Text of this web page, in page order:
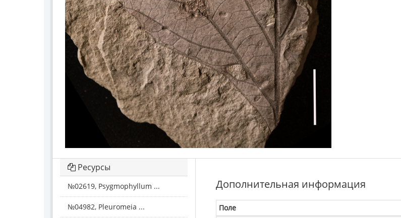
Дополнительная информация
Поле
Ресурсы
№02619, Psygmophyllum ...
№04982, Pleuromeia ...